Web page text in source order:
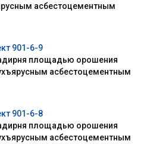
асбестоцементным
901-6-9
площадью орошения
асбестоцементным
901-6-8
площадью орошения
асбестоцементным